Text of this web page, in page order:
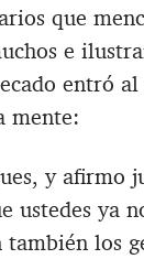
que
e
entró
mente:
y afirmo
ustedes ya
también los